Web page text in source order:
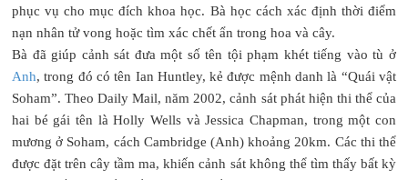
phục vụ cho mục đích khoa học. Bà học cách xác định thời điểm
nạn nhân tử vong hoặc tìm xác chết ẩn trong hoa và cây.
Bà đã giúp cảnh sát đưa một số tên tội phạm khét tiếng vào tù ở
Anh, trong đó có tên Ian Huntley, kẻ được mệnh danh là “Quái vật
Soham”. Theo Daily Mail, năm 2002, cảnh sát phát hiện thi thể của
hai bé gái tên là Holly Wells và Jessica Chapman, trong một con
mương ở Soham, cách Cambridge (Anh) khoảng 20km. Các thi thể
được đặt trên cây tầm ma, khiến cảnh sát không thể tìm thấy bất kỳ